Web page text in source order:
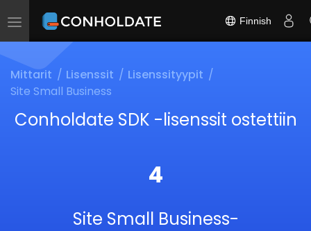
Toggle
Finnish
Mittarit Lisenssit
Lisenssityypit
Site Small Business
Conholdate SDK -lisenssit ostettiin
4
Site Small Business-